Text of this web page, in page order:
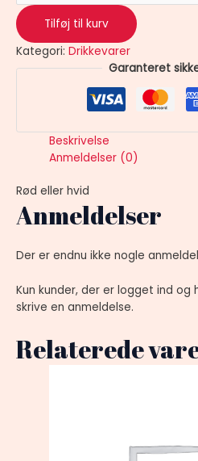
Tilføj til kurv
Kategori: Drikkevarer
Garanteret
Beskrivelse
Anmeldelser (0)
Rød eller hvid
Anmeldelser
Der er endnu ikke nogle
Kun kunder, der er logget ind og
skrive en anmeldelse.
Relaterede